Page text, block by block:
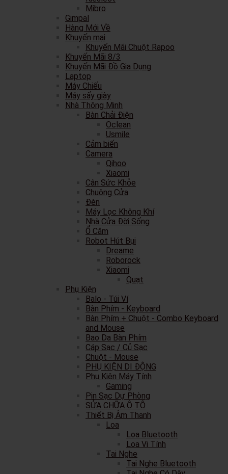
Mibro
Gimpal
Hàng Mới Về
Khuyến mại
Khuyến Mãi Chuột Rapoo
Khuyến Mãi 8/3
Khuyến Mãi Đồ Gia Dụng
Laptop
Máy Chiếu
Máy sấy giày
Nhà Thông Minh
Bàn Chải Điện
Oclean
Usmile
Cảm biến
Camera
Qihoo
Xiaomi
Cân Sức Khỏe
Chuông Cửa
Đèn
Máy Lọc Không Khí
Nhà Cửa Đời Sống
Ổ Cắm
Robot Hút Bụi
Dreame
Roborock
Xiaomi
Quạt
Phụ Kiện
Balo - Túi Ví
Bàn Phím - Keyboard
Bàn Phím + Chuột - Combo Keyboard
and Mouse
Bao Da Bàn Phím
Cáp Sạc / Củ Sạc
Chuột - Mouse
PHỤ KIỆN DI ĐỘNG
Phụ Kiện Máy Tính
Gaming
Pin Sạc Dự Phòng
SỬA CHỮA Ô TÔ
Thiết Bị Âm Thanh
Loa
Loa Bluetooth
Loa Vi Tính
Tai Nghe
Tai Nghe Bluetooth